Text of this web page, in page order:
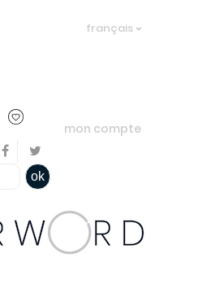
français
mon compte
ok